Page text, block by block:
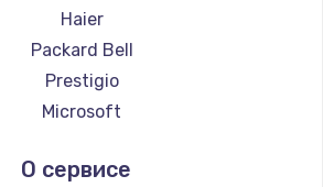
ноутбуков Hiper
ноутбуков Evga
ноутбуков Google
ноутбуков Echips
ноутбуков Predator
Haier
Packard Bell
Prestigio
Microsoft
Aquarius
О сервисе